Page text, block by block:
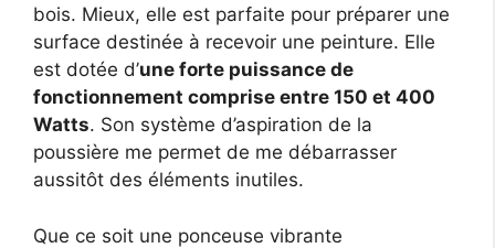
bois. Mieux, elle est parfaite pour préparer une
surface destinée à recevoir une peinture. Elle
est dotée d’une forte puissance de
fonctionnement comprise entre 150 et 400
Watts. Son système d’aspiration de la
poussière me permet de me débarrasser
aussitôt des éléments inutiles.
Que ce soit une ponceuse vibrante